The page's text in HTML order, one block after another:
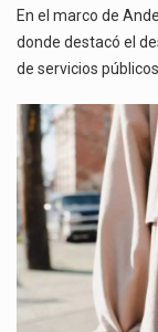
En el marco de
donde destacó el
de servicios